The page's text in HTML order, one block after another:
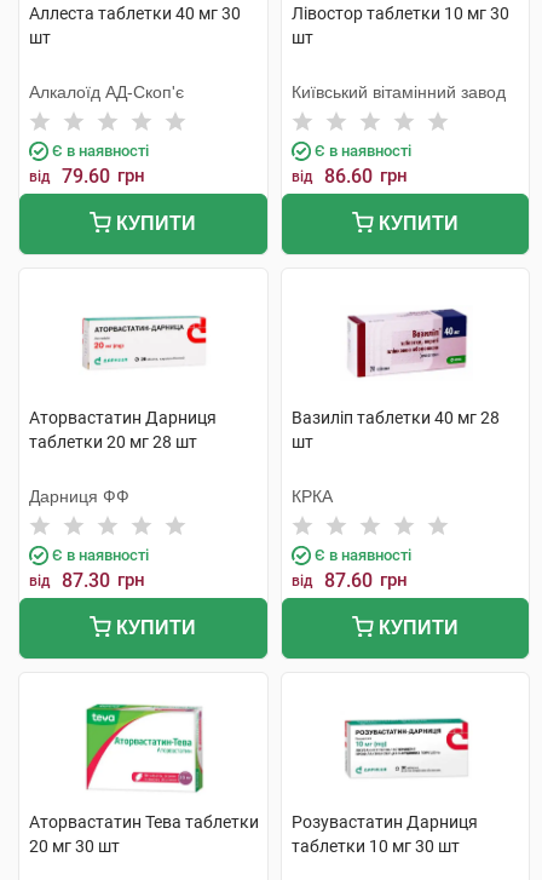
Аллеста таблетки 40 мг 30
шт
Алкалоїд АД-Скоп'є
Є в наявності
від 79.60 грн
КУПИТИ
Лівостор таблетки 10 мг 30
шт
Київський вітамінний завод
Є в наявності
від 86.60 грн
КУПИТИ
Аторвастатин Дарниця
таблетки 20 мг 28 шт
Дарниця ФФ
Є в наявності
від 87.30 грн
КУПИТИ
Вазиліп таблетки 40 мг 28
шт
КРКА
Є в наявності
від 87.60 грн
КУПИТИ
Аторвастатин Тева таблетки
20 мг 30 шт
Розувастатин Дарниця
таблетки 10 мг 30 шт